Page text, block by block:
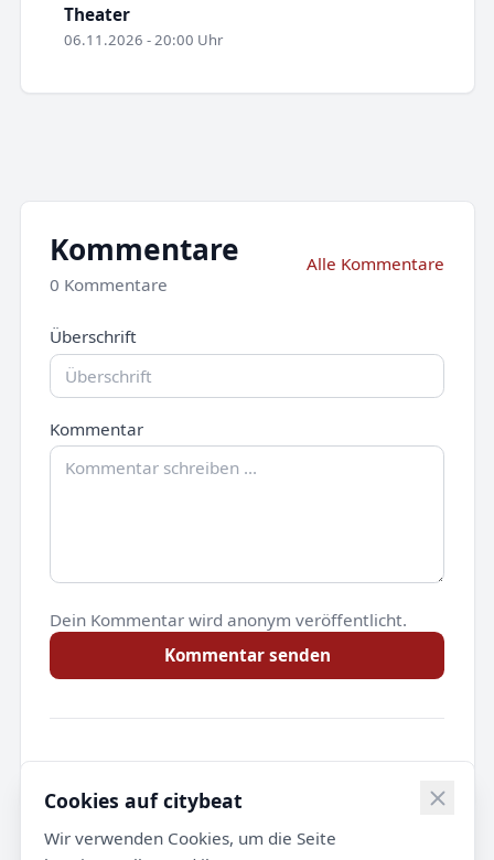
Theater
06.11.2026 - 20:00 Uhr
Kommentare
0 Kommentare
Alle Kommentare
Überschrift
Kommentar
Dein Kommentar wird anonym veröffentlicht.
Kommentar senden
Noch keine Kommentare.
Cookies auf citybeat
Wir verwenden Cookies, um die Seite